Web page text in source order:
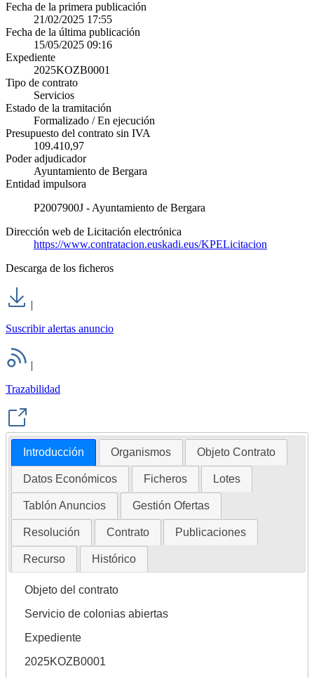
Fecha de la primera publicación
21/02/2025 17:55
Fecha de la última publicación
15/05/2025 09:16
Expediente
2025KOZB0001
Tipo de contrato
Servicios
Estado de la tramitación
Formalizado / En ejecución
Presupuesto del contrato sin IVA
109.410,97
Poder adjudicador
Ayuntamiento de Bergara
Entidad impulsora
P2007900J - Ayuntamiento de Bergara
Dirección web de Licitación electrónica
https://www.contratacion.euskadi.eus/KPELicitacion
Descarga de los ficheros
|
Suscribir alertas anuncio
|
Trazabilidad
Introducción Organismos Objeto Contrato
Datos Económicos Ficheros Lotes
Tablón Anuncios Gestión Ofertas
Resolución Contrato Publicaciones
Recurso Histórico
Objeto del contrato
Servicio de colonias abiertas
Expediente
2025KOZB0001